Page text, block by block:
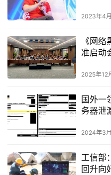
2023年4
《网
准启动
2025年12
国外一
务器泄
2024年3
工信部
回升向